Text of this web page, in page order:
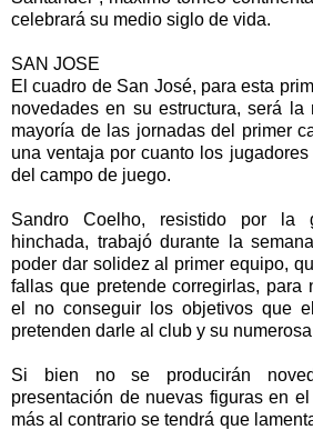
celebrará su medio siglo de vida.
SAN JOSE
El cuadro de San José, para esta
novedades en su estructura, será la
mayoría de las jornadas del primer
una ventaja por cuanto los
del campo de juego.
Sandro Coelho, resistido por la
hinchada, trabajó durante la
poder dar solidez al primer equipo,
fallas que pretende corregirlas, para
el no conseguir los objetivos que
pretenden darle al club y su
Si bien no se producirán
presentación de nuevas figuras en
más al contrario se tendrá que